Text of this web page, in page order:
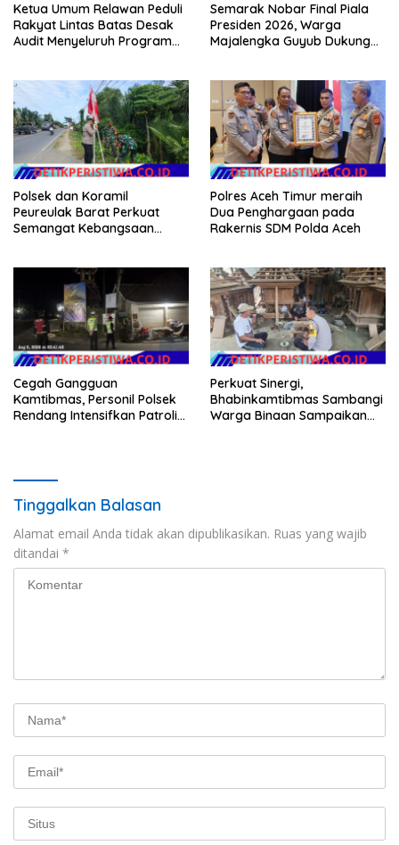
Ketua Umum Relawan Peduli
Rakyat Lintas Batas Desak
Audit Menyeluruh Program
Kinerja Dinas Pertanian
Semarak Nobar Final Piala
Presiden 2026, Warga
Majalengka Guyub Dukung
Polsek dan Koramil
Peureulak Barat Perkuat
Semangat Kebangsaan
Polres Aceh Timur meraih
Dua Penghargaan pada
Rakernis SDM Polda Aceh
Cegah Gangguan
Kamtibmas, Personil Polsek
Rendang Intensifkan Patroli
Perkuat Sinergi,
Bhabinkamtibmas Sambangi
Warga Binaan Sampaikan
Tinggalkan Balasan
Alamat email Anda tidak akan dipublikasikan. Ruas yang wajib
ditandai *